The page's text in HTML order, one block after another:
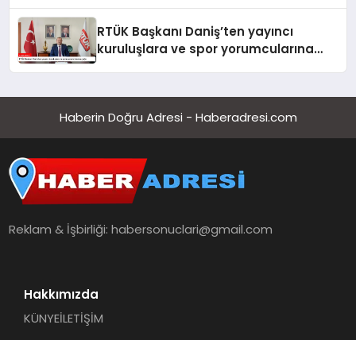
RTÜK Başkanı Daniş’ten yayıncı
kuruluşlara ve spor yorumcularına
Haberin Doğru Adresi - Haberadresi.com
Reklam & İşbirliği:habersonuclari@gmail.com
Hakkımızda
KÜNYEİLETİŞİM